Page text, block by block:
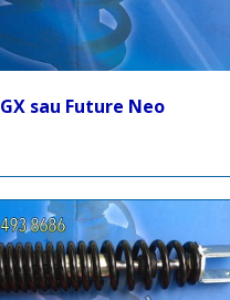
GX sau Future Neo